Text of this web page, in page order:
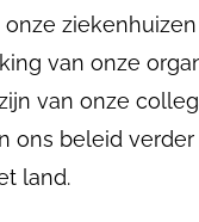
van onze
van onze
ons beleid
land.